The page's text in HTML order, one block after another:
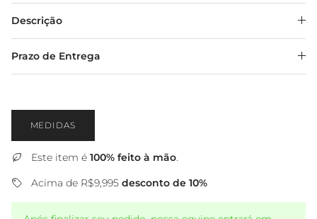
Descrição
Prazo de Entrega
MEDIDAS
Este item é 100% feito à mão.
Acima de R$9,995 desconto de 10%